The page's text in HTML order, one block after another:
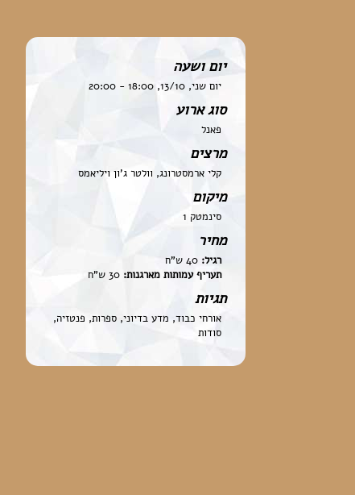
יום ושעה
יום שני, 13/10, 18:00 - 20:00
סוג ארוע
פאנל
מרצים
קלי ארמסטרונג, וולטר ג'ון ויליאמס
מיקום
סינמטק 1
מחיר
רגיל:
תעריף עמותות מארגנות:
תגיות
אורחי כבוד, מדע בדיוני, ספרות, פנטזיה,
סודות